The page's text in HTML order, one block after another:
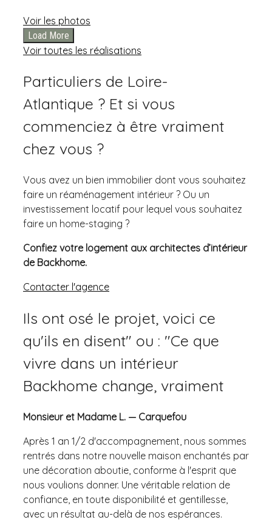
Voir les photos
Load More
Voir toutes les réalisations
Particuliers de Loire-
Atlantique ? Et si vous
commenciez à être vraiment
chez vous ?
Vous avez un bien immobilier dont vous souhaitez
faire un réaménagement intérieur ? Ou un
investissement locatif pour lequel vous souhaitez
faire un home-staging ?
Confiez votre logement aux architectes d’intérieur
de Backhome.
Contacter l'agence
Ils ont osé le projet, voici ce
qu'ils en disent" ou : "Ce que
vivre dans un intérieur
Backhome change, vraiment
Monsieur et Madame L. — Carquefou
Après 1 an 1/2 d'accompagnement, nous sommes
rentrés dans notre nouvelle maison enchantés par
une décoration aboutie, conforme à l'esprit que
nous voulions donner. Une véritable relation de
confiance, en toute disponibilité et gentillesse,
avec un résultat au-delà de nos espérances.